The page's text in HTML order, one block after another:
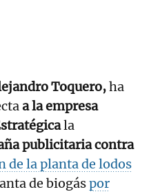
Toquero,ha
a la empresa
la
publicitaria contra
de la planta de lodos
de biogáspor